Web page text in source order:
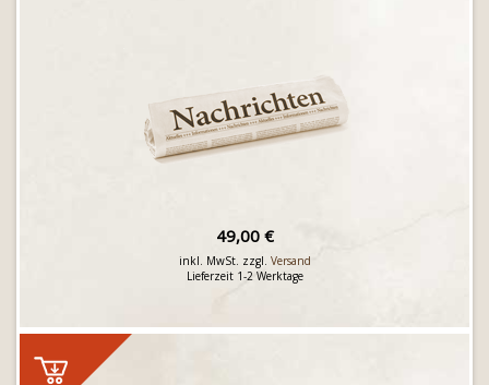
49,00 €
inkl. MwSt. zzgl. Versand
Lieferzeit 1-2 Werktage